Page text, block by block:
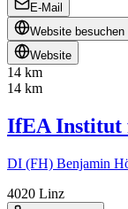
E-Mail
Website besuchen
Website
14 km
14 km
IfEA Institut
DI (FH) Benjamin
4020 Linz